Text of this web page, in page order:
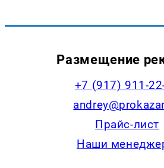
Размещение
+7 (917) 911-
Прайс-лист
Наши